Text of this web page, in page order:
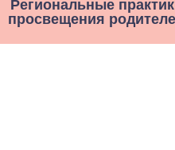
Региональные
просвещения